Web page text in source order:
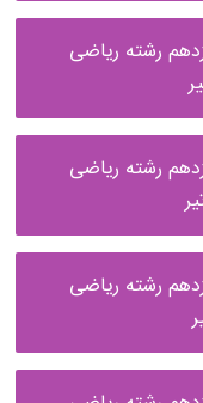
رشته ریاضی
رشته ریاضی
رشته ریاضی